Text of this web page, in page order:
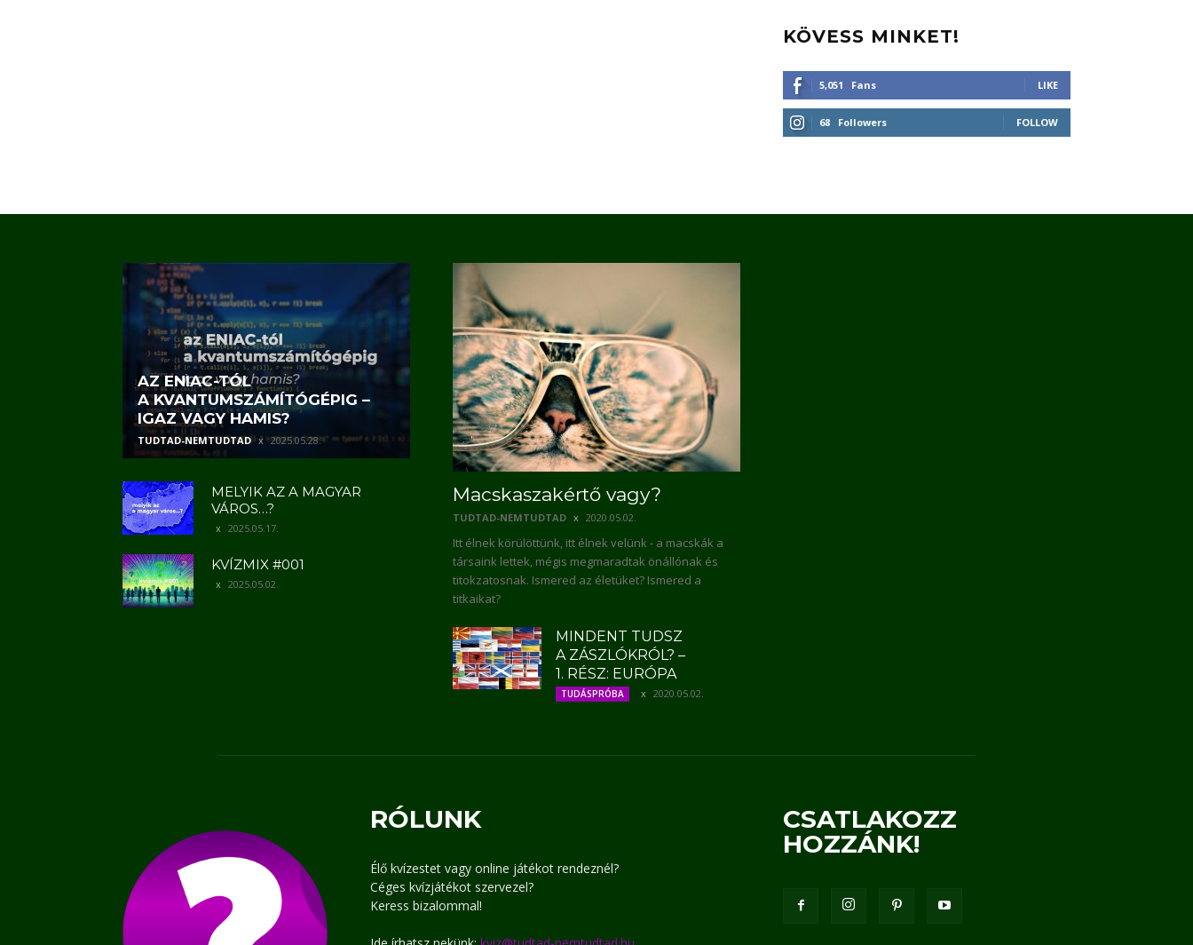
KÖVESS MINKET!
5,051 Fans LIKE
68 Followers FOLLOW
AZ ENIAC-TÓL
A KVANTUMSZÁMÍTÓGÉPIG –
IGAZ VAGY HAMIS?
TUDTAD-NEMTUDTAD 2025.05.28.
MELYIK AZ A MAGYAR
VÁROS…?
2025.05.17.
KVÍZMIX #001
2025.05.02.
Macskaszakértő vagy?
TUDTAD-NEMTUDTAD 2020.05.02.
Itt élnek körülöttünk, itt élnek velünk - a macskák a
társaink lettek, mégis megmaradtak önállónak és
titokzatosnak. Ismered az életüket? Ismered a
titkaikat?
MINDENT TUDSZ
A ZÁSZLÓKRÓL? –
1. RÉSZ: EURÓPA
TUDÁSPRÓBA 2020.05.02.
RÓLUNK
Élő kvízestet vagy online játékot rendeznél?
Céges kvízjátékot szervezel?
Keress bizalommal!
CSATLAKOZZ
HOZZÁNK!